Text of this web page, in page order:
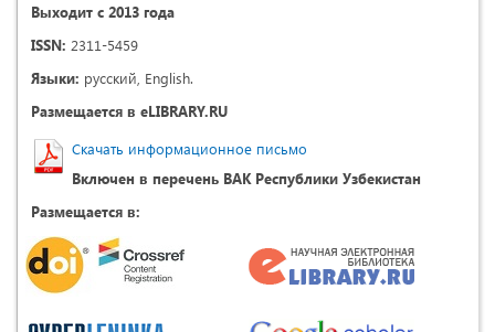
Выходит с 2013 года
ISSN: 2311-5459
Языки: русский, English.
Размещается в eLIBRARY.RU
Скачать информационное письмо
Включен в перечень ВАК Республики Узбекистан
Размещается в: